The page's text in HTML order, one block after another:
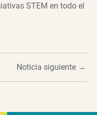
STEM en todo el
Noticia siguiente →